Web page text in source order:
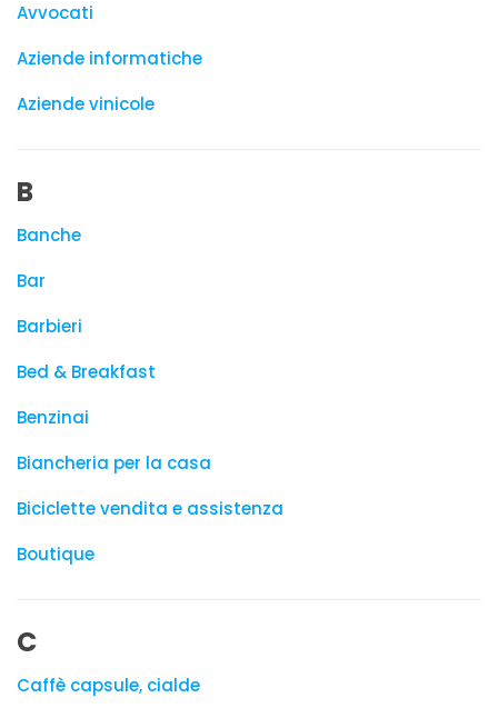
Avvocati
Aziende informatiche
Aziende vinicole
B
Banche
Bar
Barbieri
Bed & Breakfast
Benzinai
Biancheria per la casa
Biciclette vendita e assistenza
Boutique
C
Caffè capsule, cialde